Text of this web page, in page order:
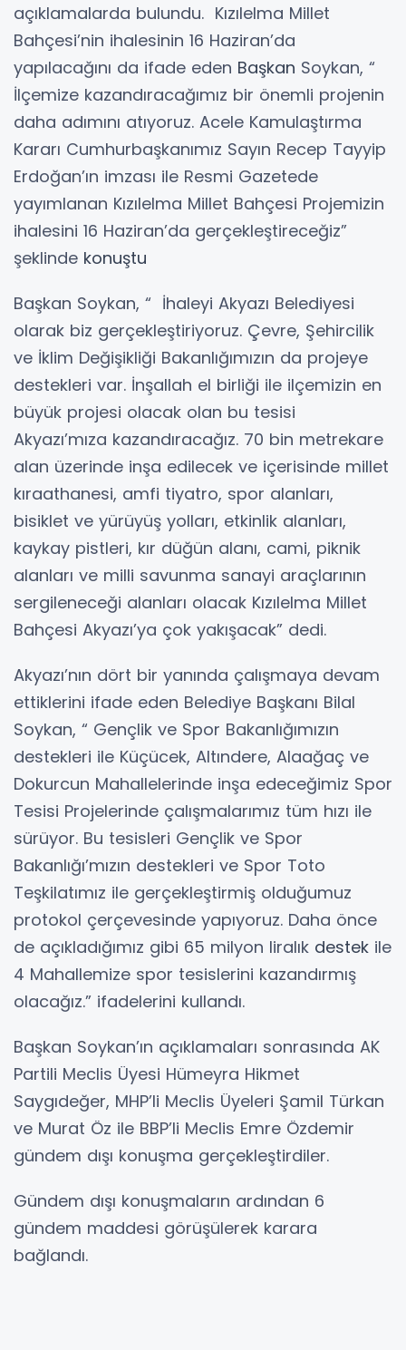
açıklamalarda bulundu. Kızılelma Millet
Bahçesi’nin ihalesinin 16 Haziran’da
yapılacağını da ifade eden Başkan Soykan, “
İlçemize kazandıracağımız bir önemli projenin
daha adımını atıyoruz. Acele Kamulaştırma
Kararı Cumhurbaşkanımız Sayın Recep Tayyip
Erdoğan’ın imzası ile Resmi Gazetede
yayımlanan Kızılelma Millet Bahçesi Projemizin
ihalesini 16 Haziran’da gerçekleştireceğiz”
şeklinde konuştu
Başkan Soykan, “ İhaleyi Akyazı Belediyesi
olarak biz gerçekleştiriyoruz. Çevre, Şehircilik
ve İklim Değişikliği Bakanlığımızın da projeye
destekleri var. İnşallah el birliği ile ilçemizin en
büyük projesi olacak olan bu tesisi
Akyazı’mıza kazandıracağız. 70 bin metrekare
alan üzerinde inşa edilecek ve içerisinde millet
kıraathanesi, amfi tiyatro, spor alanları,
bisiklet ve yürüyüş yolları, etkinlik alanları,
kaykay pistleri, kır düğün alanı, cami, piknik
alanları ve milli savunma sanayi araçlarının
sergileneceği alanları olacak Kızılelma Millet
Bahçesi Akyazı’ya çok yakışacak” dedi.
Akyazı’nın dört bir yanında çalışmaya devam
ettiklerini ifade eden Belediye Başkanı Bilal
Soykan, “ Gençlik ve Spor Bakanlığımızın
destekleri ile Küçücek, Altındere, Alaağaç ve
Dokurcun Mahallelerinde inşa edeceğimiz Spor
Tesisi Projelerinde çalışmalarımız tüm hızı ile
sürüyor. Bu tesisleri Gençlik ve Spor
Bakanlığı’mızın destekleri ve Spor Toto
Teşkilatımız ile gerçekleştirmiş olduğumuz
protokol çerçevesinde yapıyoruz. Daha önce
de açıkladığımız gibi 65 milyon liralık destek ile
4 Mahallemize spor tesislerini kazandırmış
olacağız.” ifadelerini kullandı.
Başkan Soykan’ın açıklamaları sonrasında AK
Partili Meclis Üyesi Hümeyra Hikmet
Saygıdeğer, MHP’li Meclis Üyeleri Şamil Türkan
ve Murat Öz ile BBP’li Meclis Emre Özdemir
gündem dışı konuşma gerçekleştirdiler.
Gündem dışı konuşmaların ardından 6
gündem maddesi görüşülerek karara
bağlandı.